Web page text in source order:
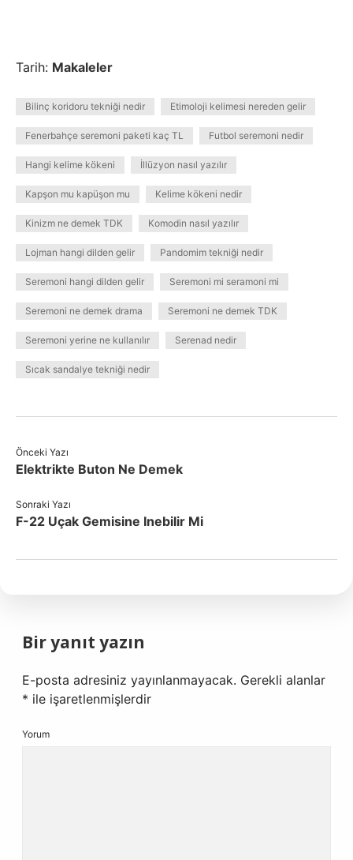
Tarih: Makaleler
Bilinç koridoru tekniği nedir Etimoloji kelimesi nereden gelir
Fenerbahçe seremoni paketi kaç TL Futbol seremoni nedir
Hangi kelime kökeni İllüzyon nasıl yazılır
Kapşon mu kapüşon mu Kelime kökeni nedir
Kinizm ne demek TDK Komodin nasıl yazılır
Lojman hangi dilden gelir Pandomim tekniği nedir
Seremoni hangi dilden gelir Seremoni mi seramoni mi
Seremoni ne demek drama Seremoni ne demek TDK
Seremoni yerine ne kullanılır Serenad nedir
Sıcak sandalye tekniği nedir
Önceki Yazı
Elektrikte Buton Ne Demek
Sonraki Yazı
F-22 Uçak Gemisine Inebilir Mi
Bir yanıt yazın
E-posta adresiniz yayınlanmayacak. Gerekli alanlar
* ile işaretlenmişlerdir
Yorum